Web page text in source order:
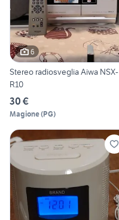
6
Stereo radiosveglia Aiwa NSX-
R10
30 €
Magione(PG)